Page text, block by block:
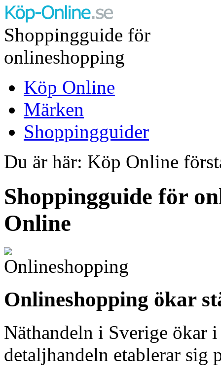
Shoppingguide för
onlineshopping
Köp Online
Märken
Shoppingguider
Du är här: Köp Online
Shoppingguide för
Online
Onlineshopping ökar
Näthandeln i Sverige ökar
detaljhandeln etablerar sig